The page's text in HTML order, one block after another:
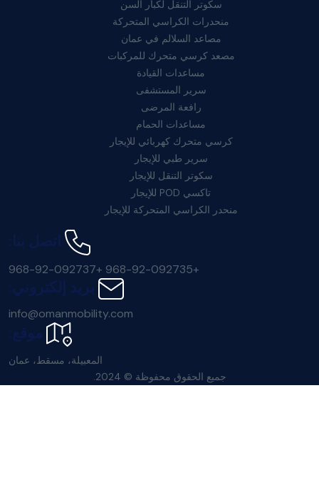
سكوتر التنقل لكبار السن
منحدرات الكراسي المتحركة
مصاعد السلالم في عمان
مصعد كرسي متحرك للمركبات
مساعدات القيادة
سرير المستشفى
رافعة المرضى
مساعدات الحمام
كرسي متحرك كهربائي للإيجار
سرير طبي للإيجار
سكوتر التنقل للإيجار
تاكسي POD للإيجار
منحدر الكراسي المتحركة للإيجار
اتصل بنا:
+968-92-092737
بريد إلكتروني:
info@omanmobility.com
موقع:
المعبيلة، مسقط، عمان
جميع الحقوق محفوظة © 2024.